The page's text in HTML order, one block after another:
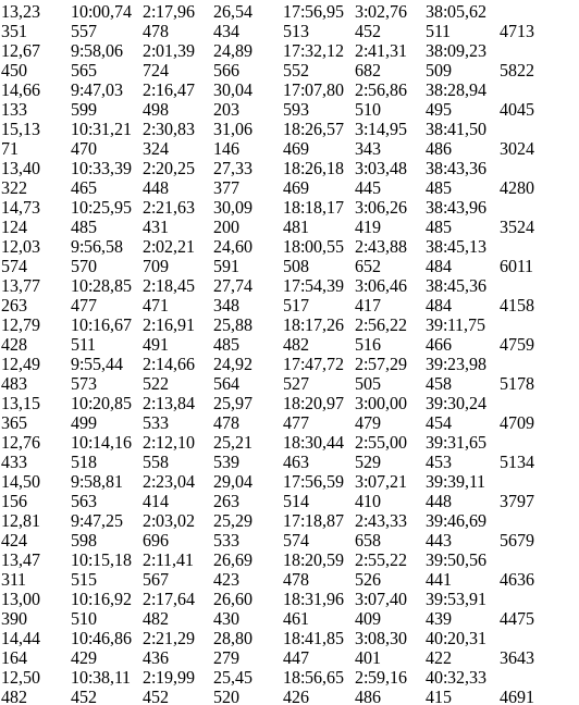
13,23
351
10:00,74
557
2:17,96
478
26,54
434
17:56,95
513
3:02,76
452
38:05,62
511
4713
12,67
450
9:58,06
565
2:01,39
724
24,89
566
17:32,12
552
2:41,31
682
38:09,23
509
5822
14,66
133
9:47,03
599
2:16,47
498
30,04
203
17:07,80
593
2:56,86
510
38:28,94
495
4045
15,13
71
10:31,21
470
2:30,83
324
31,06
146
18:26,57
469
3:14,95
343
38:41,50
486
3024
13,40
322
10:33,39
465
2:20,25
448
27,33
377
18:26,18
469
3:03,48
445
38:43,36
485
4280
14,73
124
10:25,95
485
2:21,63
431
30,09
200
18:18,17
481
3:06,26
419
38:43,96
485
3524
12,03
574
9:56,58
570
2:02,21
709
24,60
591
18:00,55
508
2:43,88
652
38:45,13
484
6011
13,77
263
10:28,85
477
2:18,45
471
27,74
348
17:54,39
517
3:06,46
417
38:45,36
484
4158
12,79
428
10:16,67
511
2:16,91
491
25,88
485
18:17,26
482
2:56,22
516
39:11,75
466
4759
12,49
483
9:55,44
573
2:14,66
522
24,92
564
17:47,72
527
2:57,29
505
39:23,98
458
5178
13,15
365
10:20,85
499
2:13,84
533
25,97
478
18:20,97
477
3:00,00
479
39:30,24
454
4709
12,76
433
10:14,16
518
2:12,10
558
25,21
539
18:30,44
463
2:55,00
529
39:31,65
453
5134
14,50
156
9:58,81
563
2:23,04
414
29,04
263
17:56,59
514
3:07,21
410
39:39,11
448
3797
12,81
424
9:47,25
598
2:03,02
696
25,29
533
17:18,87
574
2:43,33
658
39:46,69
443
5679
13,47
311
10:15,18
515
2:11,41
567
26,69
423
18:20,59
478
2:55,22
526
39:50,56
441
4636
13,00
390
10:16,92
510
2:17,64
482
26,60
430
18:31,96
461
3:07,40
409
39:53,91
439
4475
14,44
164
10:46,86
429
2:21,29
436
28,80
279
18:41,85
447
3:08,30
401
40:20,31
422
3643
12,50
482
10:38,11
452
2:19,99
452
25,45
520
18:56,65
426
2:59,16
486
40:32,33
415
4691